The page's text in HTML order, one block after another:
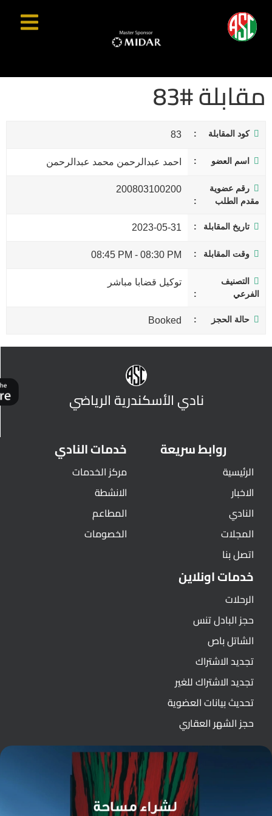
مقابلة #83
كود المقابلة 83
اسم العضو احمد عبدالرحمن محمد عبدالرحمن
رقم عضوية
مقدم الطلب
200803100200
تاريخ المقابلة 2023-05-31
وقت المقابلة 08:30 PM
-
08:45 PM
التصنيف
الفرعي
توكيل قضابا مباشر
حالة الحجز Booked
نادي الأسكندرية الرياضي
روابط سريعة
الرئيسية
الاخبار
النادي
المجلات
اتصل بنا
خدمات النادي
مركز الخدمات
الانشطة
المطاعم
الخصومات
خدمات اونلاين
الرحلات
حجز البادل تنس
الشاتل باص
تجديد الاشتراك
تجديد الاشتراك للغير
تحديث بيانات العضوية
حجز الشهر العقاري